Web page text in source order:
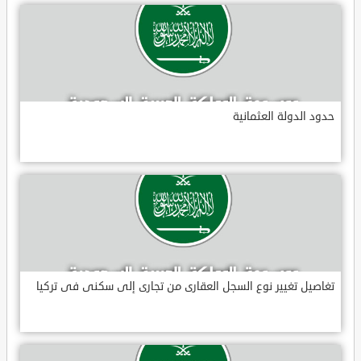
حدود الدولة العثمانية
تغاصيل تغيير نوع السجل العقارى من تجارى إلى سكنى فى تركيا